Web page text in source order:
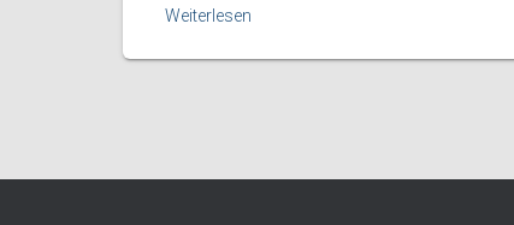
Weiterlesen